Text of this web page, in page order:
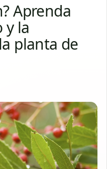
Aprenda
y la
planta de